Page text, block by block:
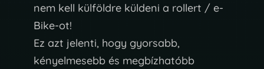
nem kell külföldre küldeni a rollert / e-
Bike-ot!
Ez azt jelenti, hogy gyorsabb,
kényelmesebb és megbízhatóbb